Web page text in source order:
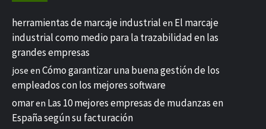
herramientas de marcaje industrial en El marcaje
industrial como medio para la trazabilidad en las
grandes empresas
jose en Cómo garantizar una buena gestión de los
empleados con los mejores software
omaren Las 10 mejores empresas de mudanzas en
España según su facturación